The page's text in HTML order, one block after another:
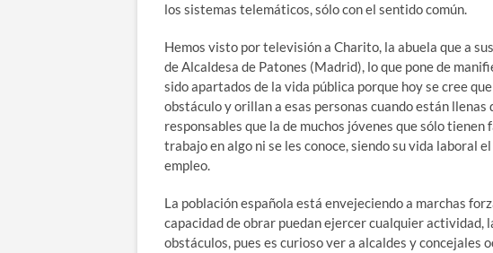
los sistemas telemáticos, sólo con el sentido común.
Hemos visto por televisión a Charito, la abuela que a
de Alcaldesa de Patones (Madrid), lo que pone de
sido apartados de la vida pública porque hoy se cree
obstáculo y orillan a esas personas cuando están llenas
responsables que la de muchos jóvenes que sólo
trabajo en algo ni se les conoce, siendo su vida laboral
empleo.
La población española está envejeciendo a marchas
capacidad de obrar puedan ejercer cualquier actividad,
obstáculos, pues es curioso ver a alcaldes y concejales